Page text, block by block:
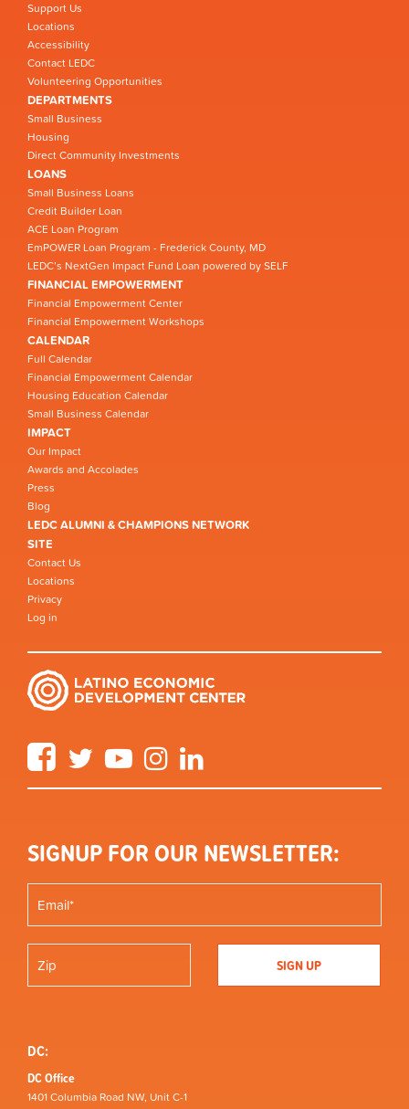
Support Us
Locations
Accessibility
Contact LEDC
Volunteering Opportunities
DEPARTMENTS
Small Business
Housing
Direct Community Investments
LOANS
Small Business Loans
Credit Builder Loan
ACE Loan Program
EmPOWER Loan Program - Frederick County, MD
LEDC’s NextGen Impact Fund Loan powered by SELF
FINANCIAL EMPOWERMENT
Financial Empowerment Center
Financial Empowerment Workshops
CALENDAR
Full Calendar
Financial Empowerment Calendar
Housing Education Calendar
Small Business Calendar
IMPACT
Our Impact
Awards and Accolades
Press
Blog
LEDC ALUMNI & CHAMPIONS NETWORK
SITE
Contact Us
Locations
Privacy
Log in
FacebookTwitter YouTube Instagram
SIGNUP FOR OUR NEWSLETTER:
DC:
DC Office
1401 Columbia Road NW, Unit C-1